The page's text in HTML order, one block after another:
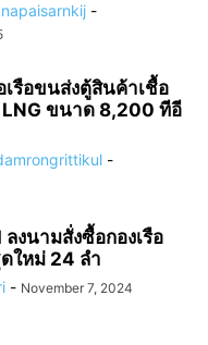
-
รือขนส่งตู้สินค้าเชื้อ
LNG ขนาด 8,200 ทีอี
-
งนามสั่งซื้อกองเรือ
ใหม่ 24 ลำ
- November 7, 2024